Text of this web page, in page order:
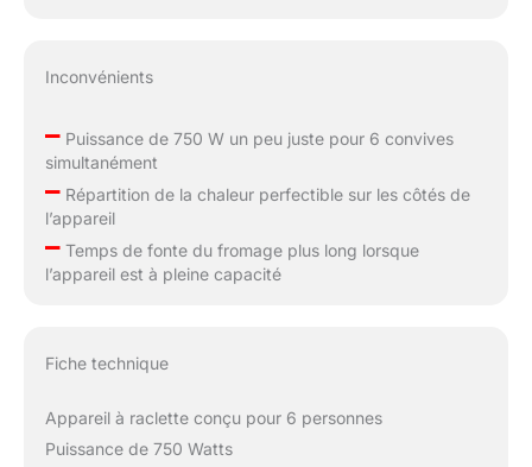
Inconvénients
–Puissance de 750 W un peu juste pour 6 convives
simultanément
–Répartition de la chaleur perfectible sur les côtés de
l’appareil
–Temps de fonte du fromage plus long lorsque
l’appareil est à pleine capacité
Fiche technique
Appareil à raclette conçu pour 6 personnes
Puissance de 750 Watts